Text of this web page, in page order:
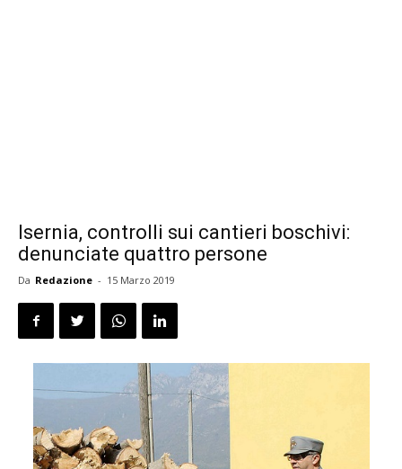
Isernia, controlli sui cantieri boschivi:
denunciate quattro persone
Da Redazione - 15 Marzo 2019